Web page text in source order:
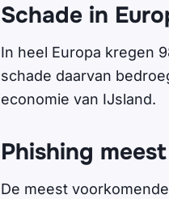
Schade in
In heel Europa kregen
schade daarvan
economie van IJsland.
Phishing
De meest